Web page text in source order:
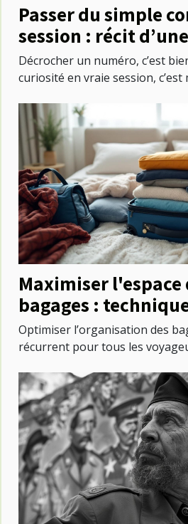
Passer du simple
session : récit
réservation réussie
Décrocher un numéro, c’est
curiosité en vraie session, c’est
Maximiser l'espace
bagages :
Optimiser l’organisation des
récurrent pour tous les